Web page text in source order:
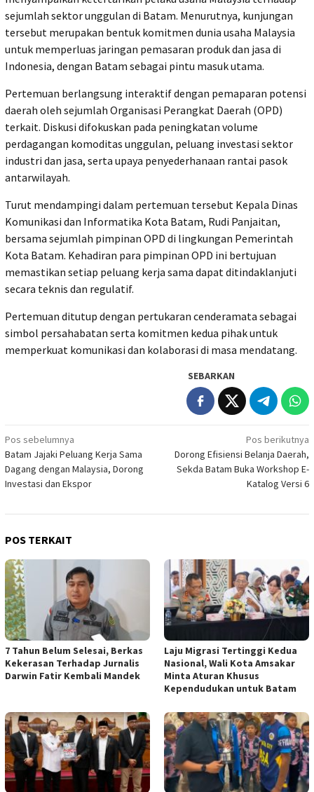
sejumlah sektor unggulan di Batam. Menurutnya, kunjungan
tersebut merupakan bentuk komitmen dunia usaha Malaysia
untuk memperluas jaringan pemasaran produk dan jasa di
Indonesia, dengan Batam sebagai pintu masuk utama.
Pertemuan berlangsung interaktif dengan pemaparan potensi
daerah oleh sejumlah Organisasi Perangkat Daerah (OPD)
terkait. Diskusi difokuskan pada peningkatan volume
perdagangan komoditas unggulan, peluang investasi sektor
industri dan jasa, serta upaya penyederhanaan rantai pasok
antarwilayah.
Turut mendampingi dalam pertemuan tersebut Kepala Dinas
Komunikasi dan Informatika Kota Batam, Rudi Panjaitan,
bersama sejumlah pimpinan OPD di lingkungan Pemerintah
Kota Batam. Kehadiran para pimpinan OPD ini bertujuan
memastikan setiap peluang kerja sama dapat ditindaklanjuti
secara teknis dan regulatif.
Pertemuan ditutup dengan pertukaran cenderamata sebagai
simbol persahabatan serta komitmen kedua pihak untuk
memperkuat komunikasi dan kolaborasi di masa mendatang.
SEBARKAN
Navigasi
pos
Pos sebelumnya
Batam Jajaki Peluang Kerja Sama
Dagang dengan Malaysia, Dorong
Investasi dan Ekspor
Pos berikutnya
Dorong Efisiensi Belanja Daerah,
Sekda Batam Buka Workshop E-
Katalog Versi 6
POS TERKAIT
7 Tahun Belum Selesai, Berkas
Kekerasan Terhadap Jurnalis
Darwin Fatir Kembali Mandek
Laju Migrasi Tertinggi Kedua
Nasional, Wali Kota Amsakar
Minta Aturan Khusus
Kependudukan untuk Batam